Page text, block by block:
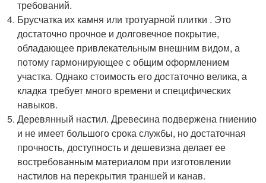
требований.
Брусчатка их камня или тротуарной плитки . Это
достаточно прочное и долговечное покрытие,
обладающее привлекательным внешним видом, а
потому гармонирующее с общим оформлением
участка. Однако стоимость его достаточно велика, а
кладка требует много времени и специфических
навыков.
Деревянный настил. Древесина подвержена гниению
и не имеет большого срока службы, но достаточная
прочность, доступность и дешевизна делает ее
востребованным материалом при изготовлении
настилов на перекрытия траншей и канав.